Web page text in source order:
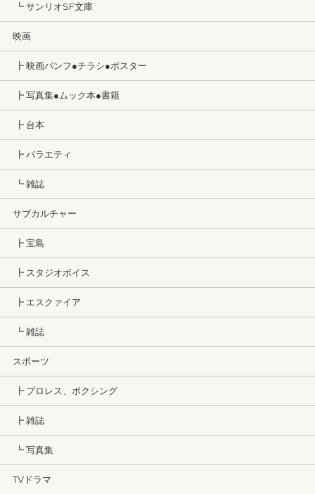
┗ サンリオSF文庫
映画
┣ 映画パンフ●チラシ●ポスター
┣ 写真集●ムック本●書籍
┣ 台本
┣ バラエティ
┗ 雑誌
サブカルチャー
┣ 宝島
┣ スタジオボイス
┣ エスクァイア
┗ 雑誌
スポーツ
┣ プロレス、ボクシング
┣ 雑誌
┗ 写真集
TVドラマ